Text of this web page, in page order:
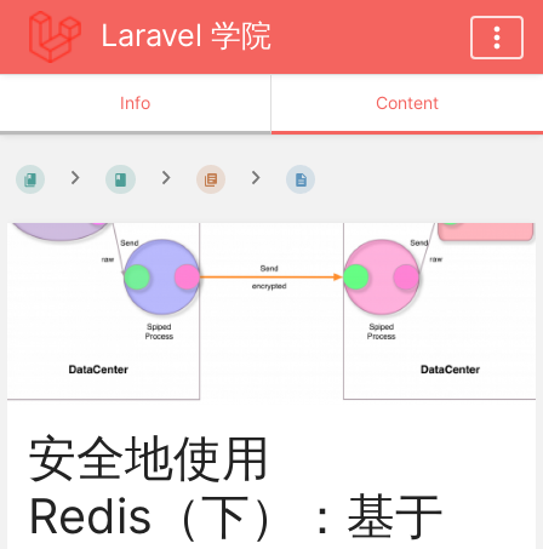
Laravel 学院
Info Content
安全地使用
Redis（下）：基于